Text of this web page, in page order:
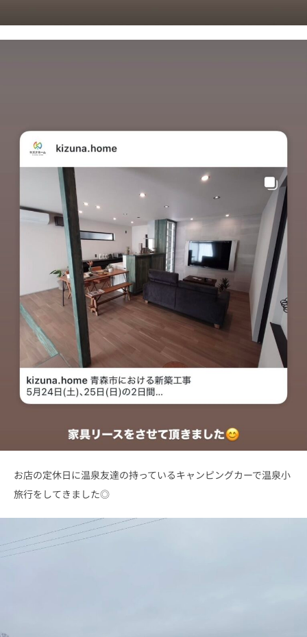
お店の定休日に温泉友達の持っているキャンピングカーで温泉小
旅行をしてきました◎